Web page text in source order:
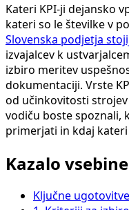
Kateri KPI-ji dejansko
kateri so le številke v
Slovenska podjetja
izvajalcev k
izbiro meritev
dokumentaciji. Vrste
od učinkovitosti
vodiču boste spoznali,
primerjati in kdaj
Kazalo vsebine
Ključne ugotovitve